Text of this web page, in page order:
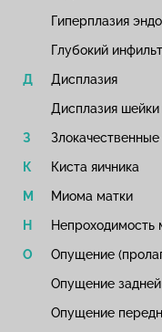
Гиперплазия
Глубокий
Дисплазия
Дисплазия шейки
Киста яичника
Миома матки
Непроходимость
Опущение
Опущение задней
Опущение